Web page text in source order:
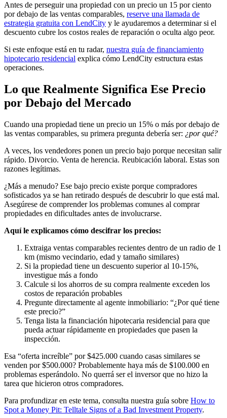
Antes de perseguir una propiedad con un precio un 15 por ciento
por debajo de las ventas comparables, reserve una llamada de
estrategia gratuita con LendCity y le ayudaremos a determinar si el
descuento cubre los costos reales de reparación o oculta algo peor.
Si este enfoque está en tu radar, nuestra guía de financiamiento
hipotecario residencial explica cómo LendCity estructura estas
operaciones.
Lo que Realmente Significa Ese Precio
por Debajo del Mercado
Cuando una propiedad tiene un precio un 15% o más por debajo de
las ventas comparables, su primera pregunta debería ser: ¿por qué?
A veces, los vendedores ponen un precio bajo porque necesitan salir
rápido. Divorcio. Venta de herencia. Reubicación laboral. Estas son
razones legítimas.
¿Más a menudo? Ese bajo precio existe porque compradores
sofisticados ya se han retirado después de descubrir lo que está mal.
Asegúrese de comprender los problemas comunes al comprar
propiedades en dificultades antes de involucrarse.
Aquí le explicamos cómo descifrar los precios:
Extraiga ventas comparables recientes dentro de un radio de 1
km (mismo vecindario, edad y tamaño similares)
Si la propiedad tiene un descuento superior al 10-15%,
investigue más a fondo
Calcule si los ahorros de su compra realmente exceden los
costos de reparación probables
Pregunte directamente al agente inmobiliario: “¿Por qué tiene
este precio?”
Tenga lista la financiación hipotecaria residencial para que
pueda actuar rápidamente en propiedades que pasen la
inspección.
Esa “oferta increíble” por $425.000 cuando casas similares se
venden por $500.000? Probablemente haya más de $100.000 en
problemas esperándolo. No querrá ser el inversor que no hizo la
tarea que hicieron otros compradores.
Para profundizar en este tema, consulta nuestra guía sobre How to
Spot a Money Pit: Telltale Signs of a Bad Investment Property.